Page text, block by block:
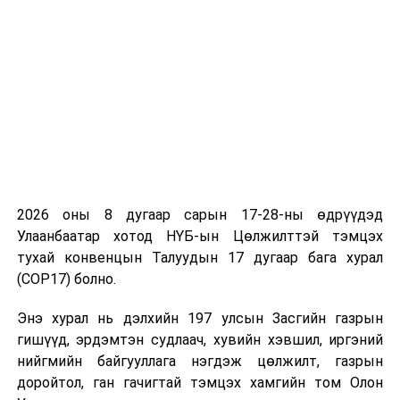
22 сургуулийн түрээсийн байрыг судалж,
шийдвэрлээд байна.
Ерөнхий боловсролын сургуулийн нэгдүгээр ангийн
элсэлтийг цэцэрлэгийн адил И-Монголиа системээр
бүртгэж байна. Бүртгэл энэ сарын 12-25-нд
үргэлжилнэ.
“Боловсролын яамнаас багшийн сул орон тоог
шийдвэрлэх, богино хугацаанд нөхөх чиглэлээр багш
2026 оны 8 дугаар сарын 17-28-ны өдрүүдэд
Улаанбаатар хотод НҮБ-ын Цөлжилттэй тэмцэх
тухай конвенцын Талуудын 17 дугаар бага хурал
(COP17) болно.
Энэ хурал нь дэлхийн 197 улсын Засгийн газрын
гишүүд, эрдэмтэн судлаач, хувийн хэвшил, иргэний
нийгмийн байгууллага нэгдэж цөлжилт, газрын
доройтол, ган гачигтай тэмцэх хамгийн том Олон